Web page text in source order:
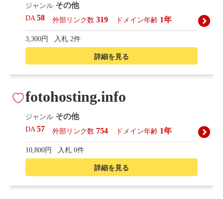
詳細を見る
ジャンル その他
DA58 外部リンク数 319 ドメイン年齢 1年
3,300円 入札 2件
詳細を見る
fotohosting.info
ジャンル その他
DA57 外部リンク数 754 ドメイン年齢 1年
10,800円 入札 0件